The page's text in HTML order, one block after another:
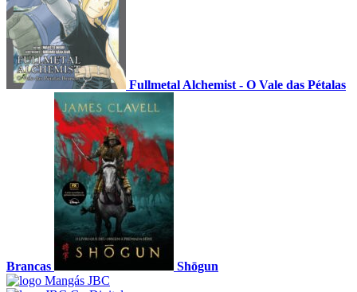
Fullmetal Alchemist - O Vale das Pétalas
Brancas Shōgun